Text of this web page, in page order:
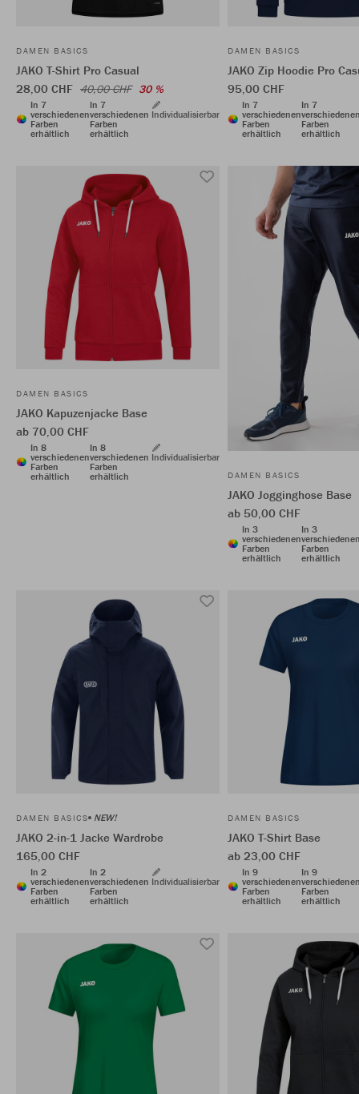
DAMEN BASICS
JAKO T-Shirt Pro Casual
28,00 CHF 40,00 CHF 30 %
In 7
verschiedenen
Farben
erhältlich
In 7
verschiedenen
Farben
erhältlich
Individualisierbar
DAMEN BASICS
JAKO Zip Hoodie Pro
95,00 CHF
In 7
verschiedenen
Farben
erhältlich
In 7
Farben
erhältlich
DAMEN BASICS
JAKO Kapuzenjacke Base
ab 70,00 CHF
In 8
verschiedenen
Farben
erhältlich
In 8
verschiedenen
Farben
erhältlich
Individualisierbar
DAMEN BASICS
JAKO Jogginghose Base
ab 50,00 CHF
In 3
verschiedenen
Farben
erhältlich
In 3
Farben
erhältlich
DAMEN BASICS NEW!
JAKO 2-in-1 Jacke Wardrobe
165,00 CHF
In 2
verschiedenen
Farben
erhältlich
In 2
verschiedenen
Farben
erhältlich
Individualisierbar
DAMEN BASICS
JAKO T-Shirt Base
ab 23,00 CHF
In 9
verschiedenen
Farben
erhältlich
In 9
Farben
erhältlich